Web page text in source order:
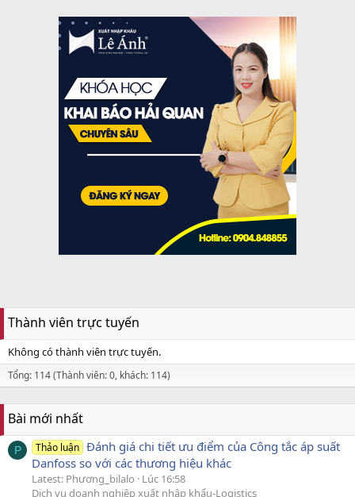
Thành viên trực tuyến
Không có thành viên trực tuyến.
Tổng: 114 (Thành viên: 0, khách: 114)
Bài mới nhất
P Thảo luận Đánh giá chi tiết ưu điểm của Công tắc áp suất
Danfoss so với các thương hiệu khác
Latest: Phương_bilalo
Lúc 16:58
Dịch vụ doanh nghiệp xuất nhập khẩu-Logistics